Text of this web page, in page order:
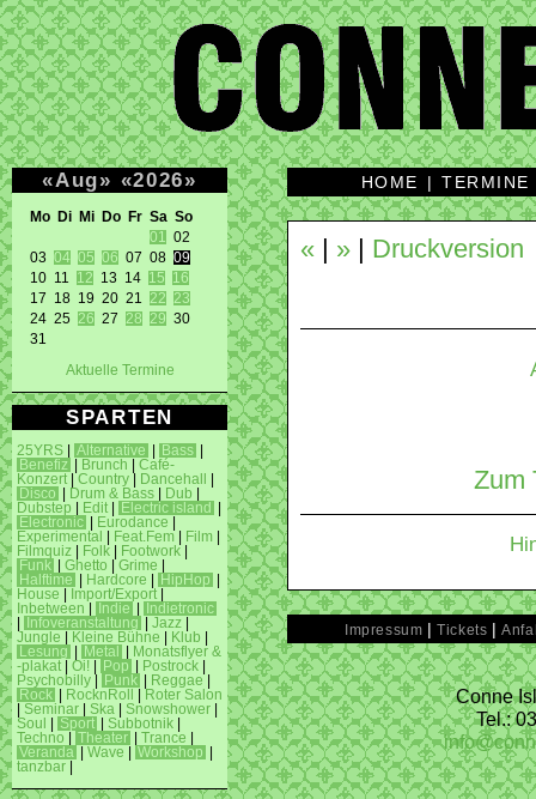
«Aug» «2026»
Mo Di Mi Do Fr Sa So
01
02
03 04 05 06 07 08 09
10 11 12 13 14 15
16
17 18 19 20 21 22
23
24 25 26 27 28 29 30
31
Aktuelle Termine
SPARTEN
25YRS Alternative Bass
Benefiz
Brunch
Café-
Konzert
Country Dancehall
Disco
Drum & Bass Dub
Dubstep
Edit Electric island
Electronic
Eurodance
Experimental
Feat.Fem Film
Filmquiz
Folk Footwork
Funk
Ghetto Grime
Halftime
Hardcore HipHop
House
Import/Export
Inbetween
Indie
Indietronic
Infoveranstaltung Jazz
Jungle
Kleine Bühne Klub
Lesung
Metal
Monatsflyer &
-plakat
Oi! Pop Postrock
Psychobilly
Punk Reggae
Rock
RocknRoll
Roter Salon
Seminar Ska Snowshower
Soul
Sport Subbotnik
Techno
Theater Trance
Veranda
Wave Workshop
tanzbar
HOME |TERMINE
« » Druckversion
Zum
Impressum |Tickets |
Conne
Tel.: